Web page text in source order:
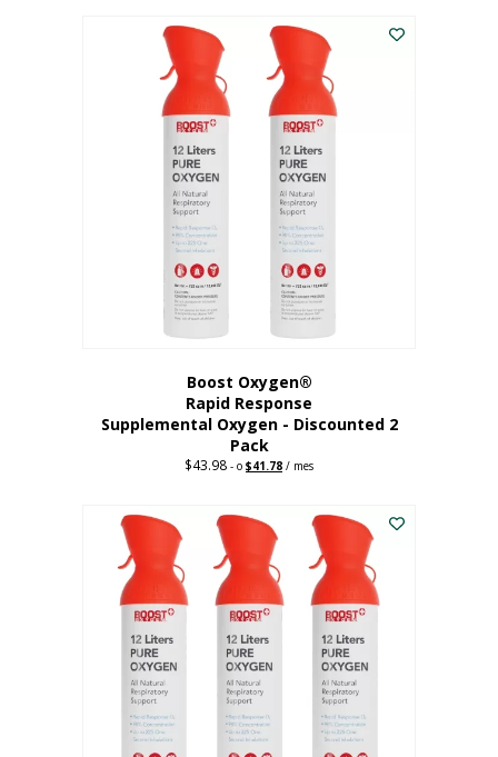
dólares. es:
182,30
dólares.
Boost Oxygen®
Rapid Response
Supplemental Oxygen - Discounted 2
Pack
$43.98 - o Original
$43.98.
$41.78 Current
$41.78.
/ mes